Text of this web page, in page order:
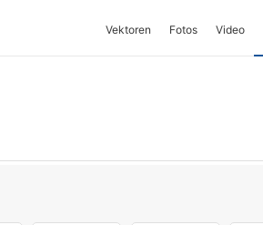
Vektoren Fotos Video